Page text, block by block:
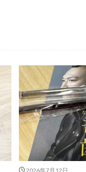
2026年7月12日